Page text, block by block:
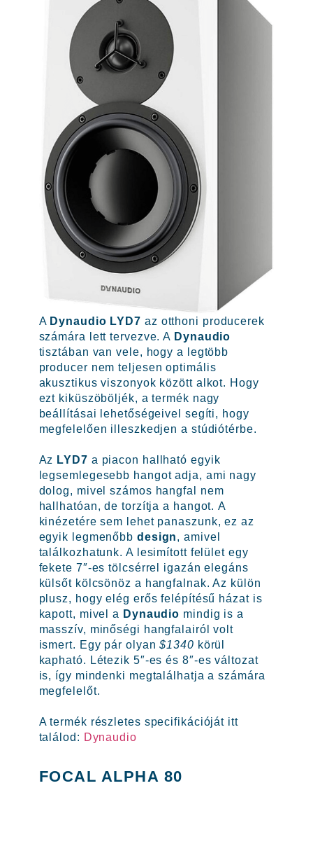
A Dynaudio LYD7 az otthoni producerek
számára lett tervezve. A Dynaudio
tisztában van vele, hogy a legtöbb
producer nem teljesen optimális
akusztikus viszonyok között alkot. Hogy
ezt kiküszöböljék, a termék nagy
beállításai lehetőségeivel segíti, hogy
megfelelően illeszkedjen a stúdiótérbe.
Az LYD7 a piacon hallható egyik
legsemlegesebb hangot adja, ami nagy
dolog, mivel számos hangfal nem
hallhatóan, de torzítja a hangot. A
kinézetére sem lehet panaszunk, ez az
egyik legmenőbb design, amivel
találkozhatunk. A lesimított felület egy
fekete 7″-es tölcsérrel igazán elegáns
külsőt kölcsönöz a hangfalnak. Az külön
plusz, hogy elég erős felépítésű házat is
kapott, mivel a Dynaudio mindig is a
masszív, minőségi hangfalairól volt
ismert. Egy pár olyan$1340 körül
kapható. Létezik 5″-es és 8″-es változat
is, így mindenki megtalálhatja a számára
megfelelőt.
A termék részletes specifikációját itt
találod: Dynaudio
FOCAL ALPHA 80